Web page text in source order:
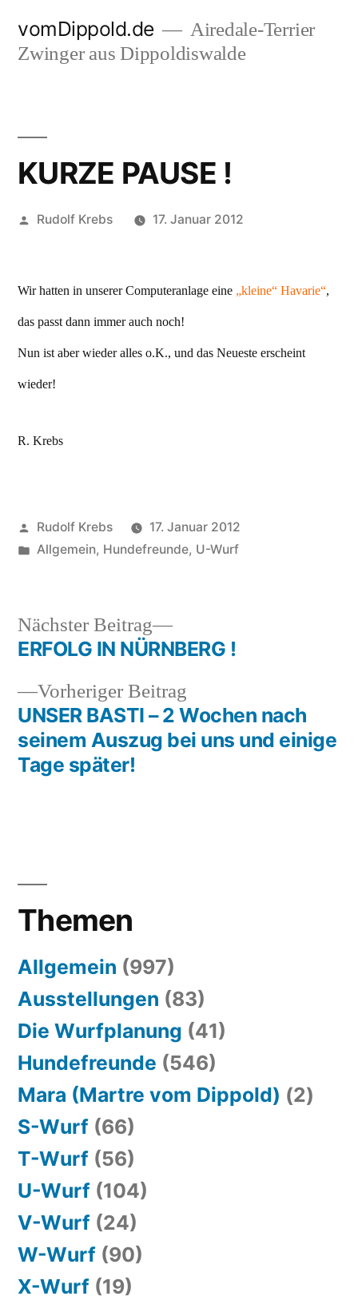
Inhalt
vomDippold.de
Airedale-Terrier
Zwinger aus Dippoldiswalde
KURZE PAUSE !
Veröffentlicht
Rudolf Krebs 17. Januar 2012
Wir hatten in unserer Computeranlage eine „kleine“ Havarie“,
das passt dann immer auch noch!
Nun ist aber wieder alles o.K., und das Neueste erscheint
wieder!
R. Krebs
Veröffentlicht
von
Rudolf Krebs
17. Januar 2012
Veröffentlicht
Allgemein, Hundefreunde, U-Wurf
Beitragsnavigation
Vorheriger Beitrag
Beitrag:
UNSER BASTI – 2 Wochen nach
seinem Auszug bei uns und einige
Tage später!
Nächster Beitrag
Nächster
Beitrag:
ERFOLG IN NÜRNBERG !
Themen
Allgemein (997)
Ausstellungen (83)
Die Wurfplanung (41)
Hundefreunde (546)
Mara (Martre vom Dippold) (2)
S-Wurf (66)
T-Wurf (56)
U-Wurf (104)
V-Wurf (24)
W-Wurf (90)
X-Wurf (19)